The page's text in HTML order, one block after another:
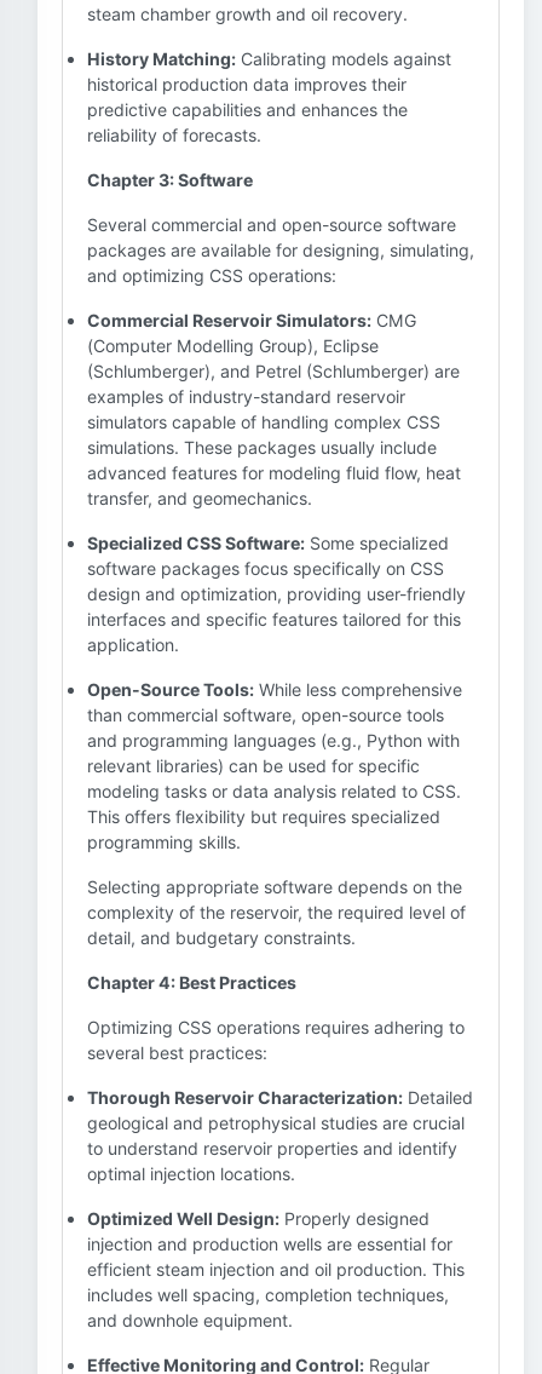
steam chamber growth and oil recovery.
History Matching: Calibrating models against
historical production data improves their
predictive capabilities and enhances the
reliability of forecasts.
Chapter 3: Software
Several commercial and open-source software
packages are available for designing, simulating,
and optimizing CSS operations:
Commercial Reservoir Simulators: CMG
(Computer Modelling Group), Eclipse
(Schlumberger), and Petrel (Schlumberger) are
examples of industry-standard reservoir
simulators capable of handling complex CSS
simulations. These packages usually include
advanced features for modeling fluid flow, heat
transfer, and geomechanics.
Specialized CSS Software: Some specialized
software packages focus specifically on CSS
design and optimization, providing user-friendly
interfaces and specific features tailored for this
application.
Open-Source Tools: While less comprehensive
than commercial software, open-source tools
and programming languages (e.g., Python with
relevant libraries) can be used for specific
modeling tasks or data analysis related to CSS.
This offers flexibility but requires specialized
programming skills.
Selecting appropriate software depends on the
complexity of the reservoir, the required level of
detail, and budgetary constraints.
Chapter 4: Best Practices
Optimizing CSS operations requires adhering to
several best practices:
Thorough Reservoir Characterization: Detailed
geological and petrophysical studies are crucial
to understand reservoir properties and identify
optimal injection locations.
Optimized Well Design: Properly designed
injection and production wells are essential for
efficient steam injection and oil production. This
includes well spacing, completion techniques,
and downhole equipment.
Effective Monitoring and Control: Regular